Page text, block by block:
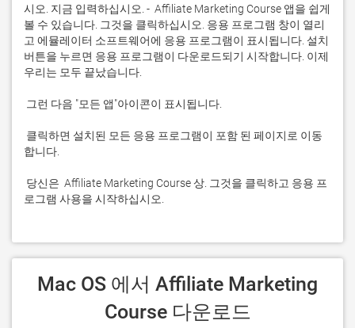
시오. 지금 입력하십시오. -  Affiliate Marketing Course 앱을 쉽게
볼 수 있습니다. 그것을 클릭하십시오. 응용 프로그램 창이 열리
고 에뮬레이터 소프트웨어에 응용 프로그램이 표시됩니다. 설치
버튼을 누르면 응용 프로그램이 다운로드되기 시작합니다. 이제
로그램 사용을 시작하십시오.
Course 다운로드